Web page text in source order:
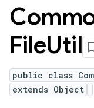
FileUtil
public class
extends Object